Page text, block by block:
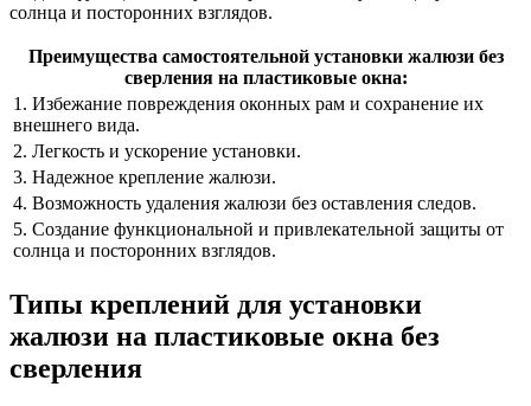
солнца и посторонних взглядов.
Преимущества самостоятельной установки жалюзи без
сверления на пластиковые окна:
1. Избежание повреждения оконных рам и сохранение их
внешнего вида.
2. Легкость и ускорение установки.
3. Надежное крепление жалюзи.
4. Возможность удаления жалюзи без оставления следов.
5. Создание функциональной и привлекательной защиты от
солнца и посторонних взглядов.
Типы креплений для установки
жалюзи на пластиковые окна без
сверления